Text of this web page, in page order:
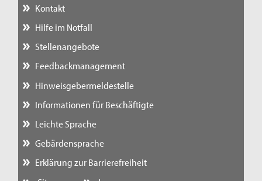
Kontakt
Hilfe im Notfall
Stellenangebote
Feedbackmanagement
Hinweisgebermeldestelle
Informationen für Beschäftigte
Leichte Sprache
Gebärdensprache
Erklärung zur Barrierefreiheit